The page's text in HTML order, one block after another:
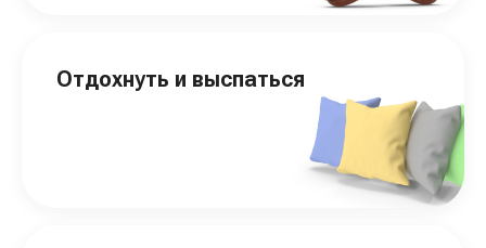
Отдохнуть и выспаться